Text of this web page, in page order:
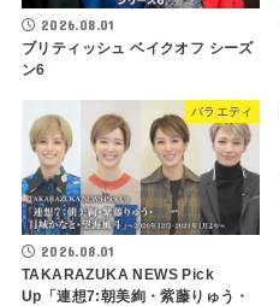
2026.08.01
ブリティッシュ ベイクオフ シーズ
ン6
バラエティ
2026.08.01
TAKARAZUKA NEWS Pick
Up「連想7:朝美絢・紫藤りゅう・